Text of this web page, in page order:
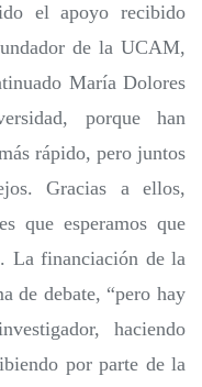
el apoyo recibido
de la UCAM,
María Dolores
porque han
rápido, pero juntos
Gracias a ellos,
que esperamos que
La financiación de la
de debate, “pero hay
haciendo
por parte de la